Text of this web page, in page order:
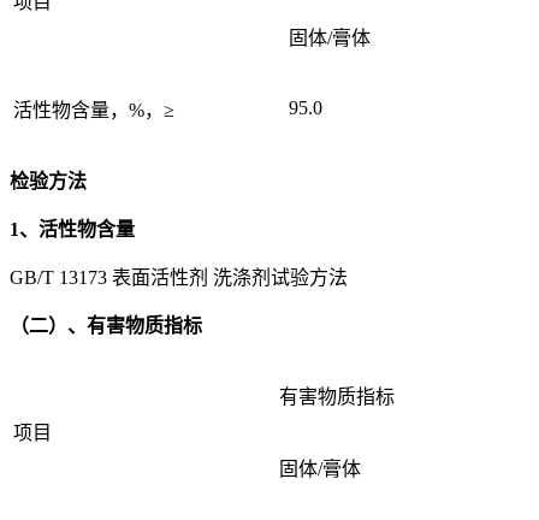
固体/膏体
活性物含量，%，≥ 95.0
检验方法
1、活性物含量
GB/T 13173 表面活性剂 洗涤剂试验方法
（二）、有害物质指标
项目
有害物质指标
固体/膏体